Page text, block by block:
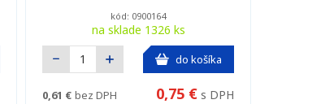
kód: 0900164
na sklade 1326 ks
do košíka
0,61 € bez DPH 0,75 € s DPH